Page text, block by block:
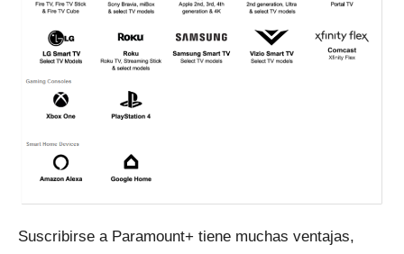
Suscribirse a Paramount+ tiene muchas ventajas,